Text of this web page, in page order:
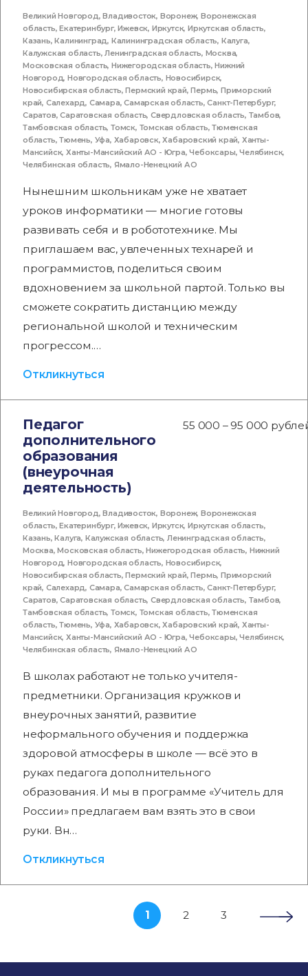
Великий Новгород,Владивосток, Воронеж,Воронежская
область,Екатеринбург,Ижевск, Иркутск,Иркутская область,
Казань,Калининград, Калининградская область, Калуга,
Калужская область,Ленинградская область, Москва,
Московская область,Нижегородская область,Нижний
Новгород,Новгородская область, Новосибирск,
Новосибирская область,Пермский край,Пермь,Приморский
край, Салехард, Самара,Самарская область,Санкт-Петербург,
Саратов,Саратовская область,Свердловская область, Тамбов,
Тамбовская область,Томск, Томская область,Тюменская
область,Тюмень, Уфа, Хабаровск,Хабаровский край, Ханты-
Мансийск,Ханты-Мансийский АО - Югра,Чебоксары,Челябинск,
Челябинская область, Ямало-Ненецкий АО
Нынешним школьникам уже не хватает
уроков информатики — многие готовы
развивать себя и в робототехнике. Мы
приглашаем вас, увлеченных технарей и
программистов, поделиться своим
вдохновением за школьной партой. Только вы
сможете сократить дистанцию между
региональной школой и техническим
прогрессом.…
Откликнуться
Педагог
дополнительного
образования
(внеурочная
деятельность)
55 000 – 95 000
Великий Новгород,Владивосток, Воронеж,Воронежская
область,Екатеринбург,Ижевск, Иркутск,Иркутская область,
Казань,Калуга, Калужская область,Ленинградская область,
Москва,Московская область,Нижегородская область, Нижний
Новгород,Новгородская область, Новосибирск,
Новосибирская область,Пермский край,Пермь,Приморский
край, Салехард, Самара,Самарская область,Санкт-Петербург,
Саратов,Саратовская область,Свердловская область, Тамбов,
Тамбовская область,Томск, Томская область,Тюменская
область,Тюмень, Уфа, Хабаровск,Хабаровский край, Ханты-
Мансийск,Ханты-Мансийский АО - Югра,Чебоксары,Челябинск,
Челябинская область, Ямало-Ненецкий АО
В школах работают не только учителя-
предметники. Организация кружков и
внеурочных занятий, развитие
неформального обучения и поддержка
здоровой атмосферы в школе — всё это в
руках педагога дополнительного
образования. И мы в программе «Учитель для
России» предлагаем вам взять это в свои
руки. Вн…
Откликнуться
1 2 3